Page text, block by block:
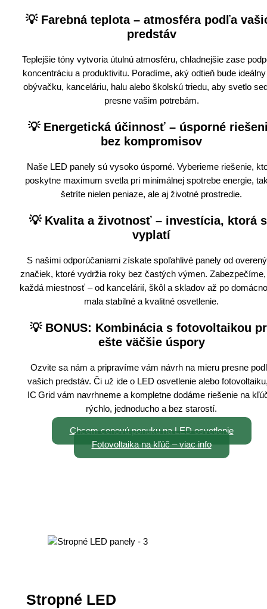
💡 Farebná teplota – atmosféra podľa
predstáv
Teplejšie tóny vytvoria útulnú atmosféru, chladnejšie zase
koncentráciu a produktivitu. Poradíme, aký odtieň bude
obývačku, kanceláriu, halu alebo školskú triedu, aby svetlo
presne vašim potrebám.
💡 Energetická účinnosť – úsporné
bez kompromisov
Naše LED panely sú vysoko úsporné. Vyberieme riešenie,
poskytne maximum svetla pri minimálnej spotrebe energie,
šetríte nielen peniaze, ale aj životné prostredie.
💡 Kvalita a životnosť – investícia, ktorá
vyplatí
S našimi odporúčaniami získate spoľahlivé panely od
značiek, ktoré vydržia roky bez častých výmen.
každá miestnosť – od kancelárií, škôl a skladov až po
mala stabilné a kvalitné osvetlenie.
💡 BONUS: Kombinácia s fotovoltaikou
ešte väčšie úspory
Ozvite sa nám a pripravíme vám návrh na mieru presne
vašich predstáv. Či už ide o LED osvetlenie alebo
IC Grid vám navrhneme a kompletne dodáme riešenie na
rýchlo, jednoducho a bez starostí.
Chcem cenovú ponuku na LED osvetlenie
Fotovoltaika na kľúč – viac info
Stropné LED